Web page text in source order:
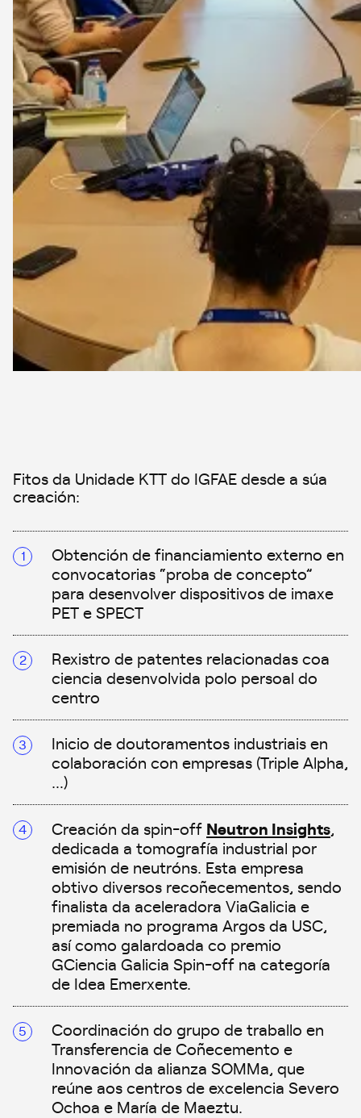
Fitos da Unidade KTT do IGFAE desde a súa
creación:
Obtención de financiamiento externo en
convocatorias “proba de concepto”
para desenvolver dispositivos de imaxe
PET e SPECT
Rexistro de patentes relacionadas coa
ciencia desenvolvida polo persoal do
centro
Inicio de doutoramentos industriais en
colaboración con empresas (Triple Alpha,
…)
Creación da spin-off Neutron Insights,
dedicada a tomografía industrial por
emisión de neutróns. Esta empresa
obtivo diversos recoñecementos, sendo
finalista da aceleradora ViaGalicia e
premiada no programa Argos da USC,
así como galardoada co premio
GCiencia Galicia Spin-off na categoría
de Idea Emerxente.
Coordinación do grupo de traballo en
Transferencia de Coñecemento e
Innovación da alianza SOMMa, que
reúne aos centros de excelencia Severo
Ochoa e María de Maeztu.